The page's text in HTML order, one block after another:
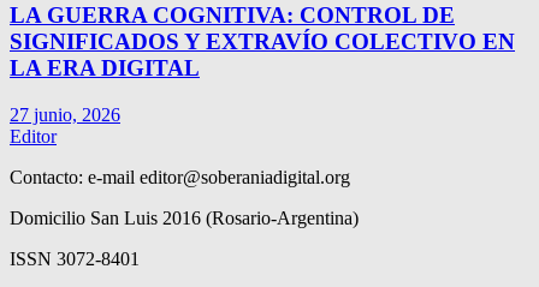
LA GUERRA COGNITIVA: CONTROL DE
SIGNIFICADOS Y EXTRAVÍO COLECTIVO EN
LA ERA DIGITAL
27 junio, 2026
Editor
Contacto: e-mail editor@soberaniadigital.org
Domicilio San Luis 2016 (Rosario-Argentina)
ISSN 3072-8401